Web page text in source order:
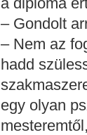
– Gondolt
– Nem az
hadd
egy olyan